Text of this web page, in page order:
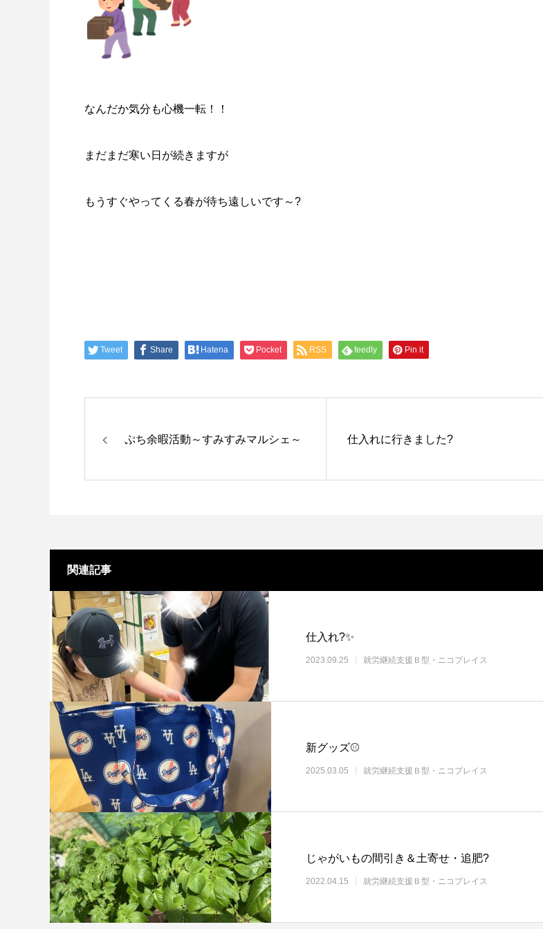
なんだか気分も心機一転！！
まだまだ寒い日が続きますが
もうすぐやってくる春が待ち遠しいです～?
Tweet Share Hatena Pocket RSS feedly Pin it
ぷち余暇活動～すみすみマルシェ～ 仕入れに行きました?
関連記事
仕入れ?✨
2023.09.25 就労継続支援Ｂ型・ニコプレイス
新グッズ⚾
2025.03.05 就労継続支援Ｂ型・ニコプレイス
じゃがいもの間引き＆土寄せ・追肥?
2022.04.15 就労継続支援Ｂ型・ニコプレイス